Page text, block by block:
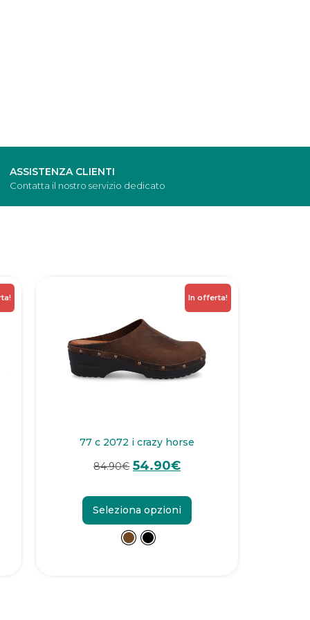
ASSISTENZA CLIENTI
Contatta il nostro servizio dedicato
In offerta!
77 c 2072 i crazy horse
84.90€ 54.90€
Seleziona opzioni